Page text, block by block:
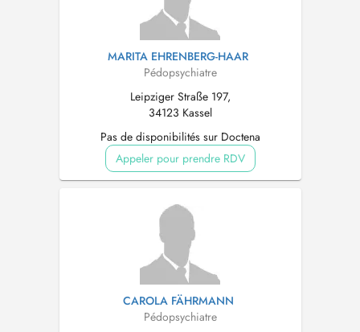
MARITA EHRENBERG-HAAR
Pédopsychiatre
Leipziger Straße 197,
34123 Kassel
Pas de disponibilités sur Doctena
Appeler pour prendre RDV
CAROLA FÄHRMANN
Pédopsychiatre